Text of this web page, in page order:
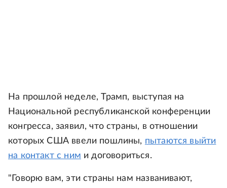
На прошлой неделе, Трамп, выступая на
Национальной республиканской конференции
конгресса, заявил, что страны, в отношении
которых США ввели пошлины, пытаются выйти
на контакт с ним и договориться.
"Говорю вам, эти страны нам названивают,